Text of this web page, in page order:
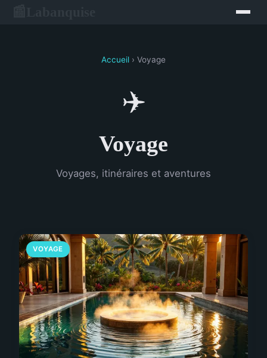
Accueil › Voyage
✈️
Voyage
Voyages, itinéraires et aventures
VOYAGE